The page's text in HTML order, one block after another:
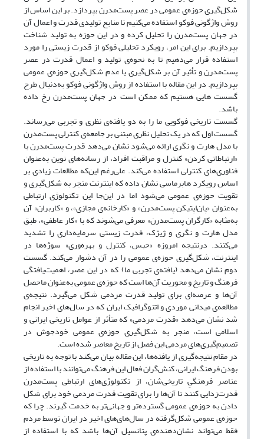
شکل‌گیری حوزه‌ی عمومی در عصر پست‌مدرن بپردازد. بر این اساس از
روش واژگونی فوکو استفاده می‌کنیم تا منابع تولیدی قدرت و اعمال آن
در جهان پست‌مدرن را تحلیل کرده و در این حوزه به تولید شناخت
بپردازیم. برای این امر، رویکرد تحلیلی فوکو از قدرت زیستی را مورد
استفاده قرار می‌دهیم تا به نحوه‌ی تولید و اعمال قدرت در عصر
پست‌مدرن و تأثیر آن بر شکل‌گیری یا عدم شکل‌گیری حوزه‌ی عمومی
بپردازیم. در این مقاله با استفاده از روش واژگونی فوکو به‌دنبال طرح
گسست هایی هستیم که ممکن است در جهان پست‌مدرن رخ داده
باشد.
گسست تاریخی فوکویی ما را به دو یافته‌ی نظری و تجربی می‌رساند.
گسست اول که در یک تحلیل نظری مبتنی بر جامعه‌ی کنترلی پست‌مدرن
با مدل هارت و نگری ارائه می‌شود نشان می‌دهد قدرت پست‌مدرن با
«ارتباطاتی کردن» کنترل و مراقبت افراد، از رسانه‌های نوین به‌عنوان
فناوری‌های کنترلی استفاده می‌کند. علی‌رغم این‌که مطالعات زیادی بر
اساس رویکرد هابرماسی نشان داده که اینترنت منجر به شکل‌گیری و
تقویت حوزه‌ی عمومی می‌شود اما در این‌جا این تکنولوژی ارتباطی
به‌عنوان «پان‌اپتیکن پست‌مدرن» و «کارخانه‌ی مجازی»، و «کاربران» آن
به‌مثابه «کارگران پست‌مدرن» معرفی می‌شوند که با «کار عاطفی»، طبق
مدل هارت و نگری و ژیژک، قدرت زیستی سرمایه‌داری را تشدید
می‌کنند. درنتیجه امروزه «حبس، کنترل و بهره‌وری» سوژه‌ها در
اینترنت، شکل‌گیری حوزه‌ی عمومی را در آن دشوار می‌کند. گسست
دوم نشان می‌دهد (یافته‌ی تجربی ما) که در این عصر، اهمیت‌یافتگی
فرهنگ و تاریخ و محوریت آن‌ها است که حوزه‌ی عمومی به‌عنوان ماحصل
آن‌ها و عرصه‌ای برای تولید قدرت مردمی شکل می‌گیرد. نتیجه‌ی
مطالعه‌ی میدانی موردی و اتنوگرافیک ایران که در سال‌های اخیر انجام
شد نشان می‌دهد «قدرت مردمی» که متأثر از عوامل تاریخی ایرانی و
اسلامی است، منجر به شکل‌گیری حوزه‌ی عمومی خودجوش در
تصمیم‌گیری‌های مردمی این فصل از تاریخ معاصر شده است.
در مقام نتیجه‌گیری از یافته‌ها، این مقاله بیان می‌کند با توجه به تاریخی
بودن فرهنگ ایرانی، کنش‌گران فعال این فرهنگ می‌توانند با استفاده از
عناصر فرهنگیِ تاریخی‌شان، از تکنولوژی‌های ارتباطی پست‌مدرن
قدرت‌زدایی کنند تا آن‌ها را برای تقویت قدرت مردمی خود برای شکل
دادن به حوزه‌ی عمومی گسترده‌تر و جهانی‌تر به خدمت گیرند. چرا که
حوزه‌ی عمومی شکل‌گرفته در سال‌های‌های اخیر در ایران توسط مردم
فقط می‌تواند نشان‌دهنده‌ی پتانسیل آن‌ها باشد که با استفاده از